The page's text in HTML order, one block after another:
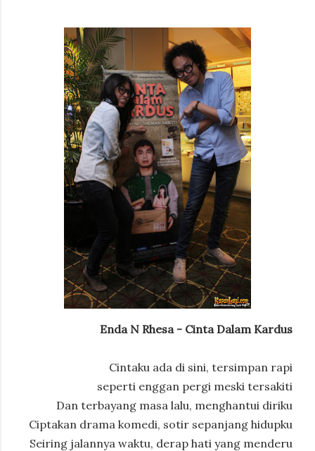
Enda N Rhesa - Cinta Dalam Kardus
Cintaku ada di sini, tersimpan rapi
seperti enggan pergi meski tersakiti
Dan terbayang masa lalu, menghantui diriku
Ciptakan drama komedi, sotir sepanjang hidupku
Seiring jalannya waktu, derap hati yang menderu